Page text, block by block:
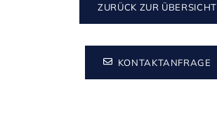
ZURÜCK ZUR ÜBERSICHT
KONTAKTANFRAGE